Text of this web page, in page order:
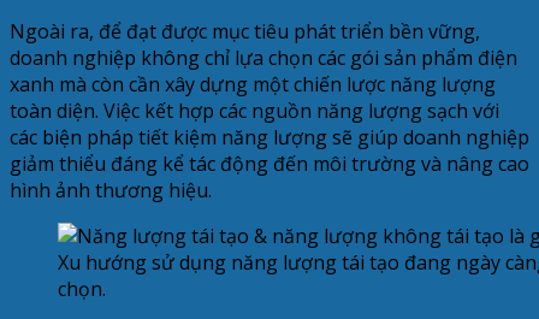
Ngoài ra, để đạt được mục tiêu phát triển bền vững,
doanh nghiệp không chỉ lựa chọn các gói sản phẩm điện
xanh mà còn cần xây dựng một chiến lược năng lượng
toàn diện. Việc kết hợp các nguồn năng lượng sạch với
các biện pháp tiết kiệm năng lượng sẽ giúp doanh nghiệp
giảm thiểu đáng kể tác động đến môi trường và nâng cao
hình ảnh thương hiệu.
Xu hướng sử dụng năng lượng tái tạo đang ngày
chọn.